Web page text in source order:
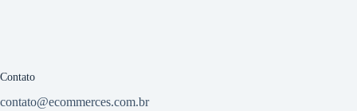
Contato
contato@ecommerces.com.br